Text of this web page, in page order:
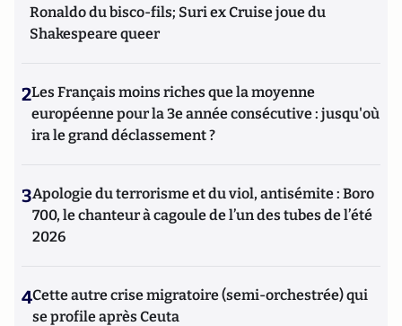
Ronaldo du bisco-fils; Suri ex Cruise joue du
Shakespeare queer
2Les Français moins riches que la moyenne
européenne pour la 3e année consécutive : jusqu'où
ira le grand déclassement ?
3Apologie du terrorisme et du viol, antisémite : Boro
700, le chanteur à cagoule de l’un des tubes de l’été
2026
4Cette autre crise migratoire (semi-orchestrée) qui
se profile après Ceuta